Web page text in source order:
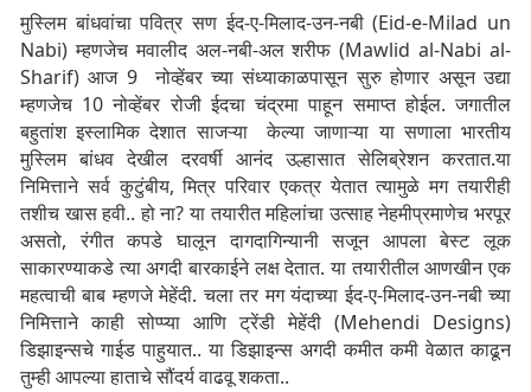
मुस्लिम बांधवांचा पवित्र सण ईद-ए-मिलाद-उन-नबी (Eid-e-Milad un
Nabi) म्हणजेच मवालीद अल-नबी-अल शरीफ (Mawlid al-Nabi al-
Sharif) आज 9 नोव्हेंबर च्या संध्याकाळपासून सुरु होणार असून उद्या
म्हणजेच 10 नोव्हेंबर रोजी ईदचा चंद्रमा पाहून समाप्त होईल. जगातील
बहुतांश इस्लामिक देशात साजऱ्या केल्या जाणाऱ्या या सणाला भारतीय
मुस्लिम बांधव देखील दरवर्षी आनंद उल्हासात सेलिब्रेशन करतात.या
निमित्ताने सर्व कुटुंबीय, मित्र परिवार एकत्र येतात त्यामुळे मग तयारीही
तशीच खास हवी.. हो ना? या तयारीत महिलांचा उत्साह नेहमीप्रमाणेच भरपूर
असतो, रंगीत कपडे घालून दागदागिन्यानी सजून आपला बेस्ट लूक
साकारण्याकडे त्या अगदी बारकाईने लक्ष देतात. या तयारीतील आणखीन एक
महत्वाची बाब म्हणजे मेहेंदी. चला तर मग यंदाच्या ईद-ए-मिलाद-उन-नबी च्या
निमित्ताने काही सोप्प्या आणि ट्रेंडी मेहेंदी (Mehendi Designs)
डिझाइन्सचे गाईड पाहुयात.. या डिझाइन्स अगदी कमीत कमी वेळात काढून
तुम्ही आपल्या हाताचे सौंदर्य वाढवू शकता..